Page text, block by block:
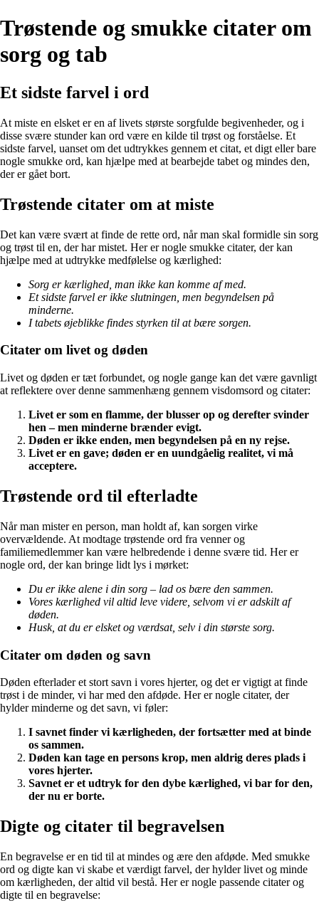
Trøstende og smukke citater om
sorg og tab
Et sidste farvel i ord
At miste en elsket er en af livets største sorgfulde begivenheder, og i
disse svære stunder kan ord være en kilde til trøst og forståelse. Et
sidste farvel, uanset om det udtrykkes gennem et citat, et digt eller bare
nogle smukke ord, kan hjælpe med at bearbejde tabet og mindes den,
der er gået bort.
Trøstende citater om at miste
Det kan være svært at finde de rette ord, når man skal formidle sin sorg
og trøst til en, der har mistet. Her er nogle smukke citater, der kan
hjælpe med at udtrykke medfølelse og kærlighed:
Sorg er kærlighed, man ikke kan komme af med.
Et sidste farvel er ikke slutningen, men begyndelsen på
minderne.
I tabets øjeblikke findes styrken til at bære sorgen.
Citater om livet og døden
Livet og døden er tæt forbundet, og nogle gange kan det være gavnligt
at reflektere over denne sammenhæng gennem visdomsord og citater:
Livet er som en flamme, der blusser op og derefter svinder
hen – men minderne brænder evigt.
Døden er ikke enden, men begyndelsen på en ny rejse.
Livet er en gave; døden er en uundgåelig realitet, vi må
acceptere.
Trøstende ord til efterladte
Når man mister en person, man holdt af, kan sorgen virke
overvældende. At modtage trøstende ord fra venner og
familiemedlemmer kan være helbredende i denne svære tid. Her er
nogle ord, der kan bringe lidt lys i mørket:
Du er ikke alene i din sorg – lad os bære den sammen.
Vores kærlighed vil altid leve videre, selvom vi er adskilt af
døden.
Husk, at du er elsket og værdsat, selv i din største sorg.
Citater om døden og savn
Døden efterlader et stort savn i vores hjerter, og det er vigtigt at finde
trøst i de minder, vi har med den afdøde. Her er nogle citater, der
hylder minderne og det savn, vi føler:
I savnet finder vi kærligheden, der fortsætter med at binde
os sammen.
Døden kan tage en persons krop, men aldrig deres plads i
vores hjerter.
Savnet er et udtryk for den dybe kærlighed, vi bar for den,
der nu er borte.
Digte og citater til begravelsen
En begravelse er en tid til at mindes og ære den afdøde. Med smukke
ord og digte kan vi skabe et værdigt farvel, der hylder livet og minde
om kærligheden, der altid vil bestå. Her er nogle passende citater og
digte til en begravelse: